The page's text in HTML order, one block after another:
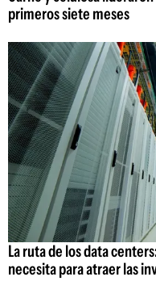
primeros siete meses
La ruta de los data
necesita para atraer las